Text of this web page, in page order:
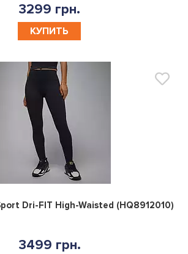
3299 грн.
КУПИТЬ
0
Dri-FIT High-Waisted (HQ8912010)
3499 грн.